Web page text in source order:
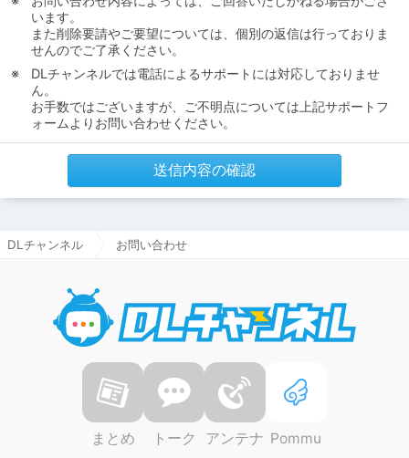
います。
また削除要請やご要望については、個別の返信は行っておりま
せんのでご了承ください。
DLチャンネルでは電話によるサポートには対応しておりませ
ん。
お手数ではございますが、ご不明点については上記サポートフ
ォームよりお問い合わせください。
送信内容の確認
DLチャンネル お問い合わせ
まとめ トーク アンテナ Pommu